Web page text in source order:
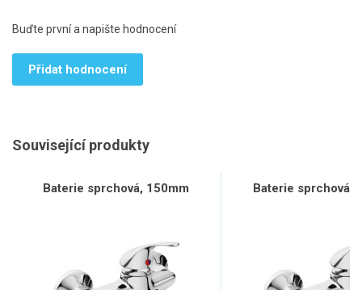
Buďte první a napište hodnocení
Přidat hodnocení
Související produkty
Baterie sprchová, 150mm Baterie sprchová,